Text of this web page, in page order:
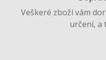
Veškeré zboží vám
určení, a